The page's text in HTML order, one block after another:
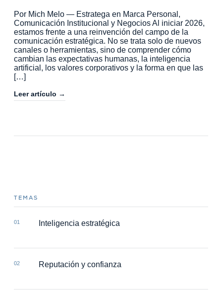
Por Mich Melo — Estratega en Marca Personal,
Comunicación Institucional y Negocios Al iniciar 2026,
estamos frente a una reinvención del campo de la
comunicación estratégica. No se trata solo de nuevos
canales o herramientas, sino de comprender cómo
cambian las expectativas humanas, la inteligencia
artificial, los valores corporativos y la forma en que las
[…]
Leer artículo →
TEMAS
01 Inteligencia estratégica
02 Reputación y confianza